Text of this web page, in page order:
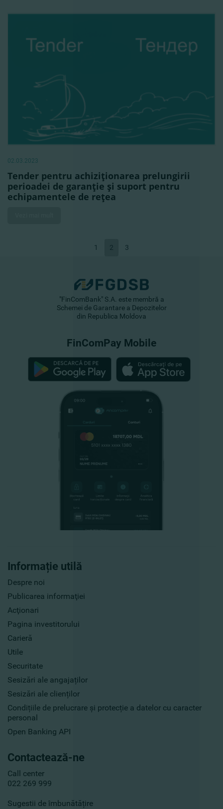
02.03.2023
Tender pentru achiziţionarea prelungirii
perioadei de garanţie şi suport pentru
echipamentele de reţea
1 2 3
Informație utilă
Despre noi
Publicarea informaţiei
Acţionari
Pagina investitorului
Carieră
Utile
Securitate
Sesizări ale angajaților
Sesizări ale clienților
Condițiile de prelucrare și protecție a datelor cu caracter
personal
Open Banking API
Contactează-ne
Call center
022 269 999
Sugestii de îmbunătățire
"FinComBank" S.A. este membră a
Schemei de Garantare a Depozitelor
din Republica Moldova
FinComPay Mobile